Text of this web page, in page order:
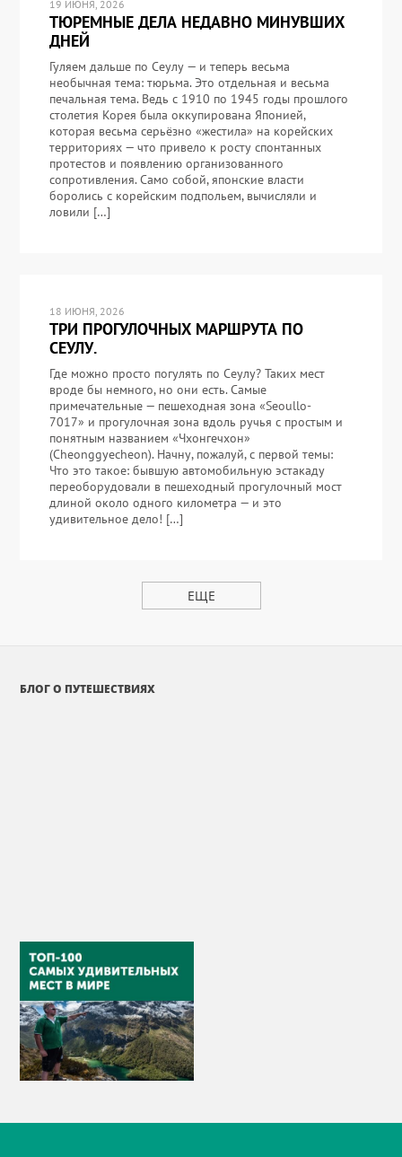
19 ИЮНЯ, 2026
ТЮРЕМНЫЕ ДЕЛА НЕДАВНО МИНУВШИХ
ДНЕЙ
Гуляем дальше по Сеулу — и теперь весьма
необычная тема: тюрьма. Это отдельная и весьма
печальная тема. Ведь с 1910 по 1945 годы прошлого
столетия Корея была оккупирована Японией,
которая весьма серьёзно «жестила» на корейских
территориях — что привело к росту спонтанных
протестов и появлению организованного
сопротивления. Само собой, японские власти
боролись с корейским подпольем, вычисляли и
ловили […]
18 ИЮНЯ, 2026
ТРИ ПРОГУЛОЧНЫХ МАРШРУТА ПО
СЕУЛУ.
Где можно просто погулять по Сеулу? Таких мест
вроде бы немного, но они есть. Самые
примечательные — пешеходная зона «Seoullo-
7017» и прогулочная зона вдоль ручья с простым и
понятным названием «Чхонгечхон»
(Cheonggyecheon). Начну, пожалуй, с первой темы:
Что это такое: бывшую автомобильную эстакаду
переоборудовали в пешеходный прогулочный мост
длиной около одного километра — и это
удивительное дело! […]
ЕЩЕ
БЛОГ О ПУТЕШЕСТВИЯХ